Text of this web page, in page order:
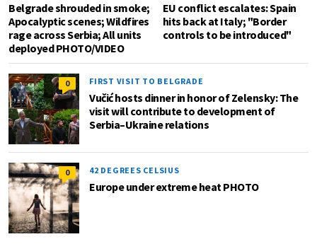
Belgrade shrouded in smoke;
Apocalyptic scenes; Wildfires
rage across Serbia; All units
deployed PHOTO/VIDEO
EU conflict escalates: Spain
hits back at Italy; "Border
controls to be introduced"
0 FIRST VISIT TO BELGRADE
Vučić hosts dinner in honor of Zelensky: The
visit will contribute to development of
Serbia–Ukraine relations
0 42 DEGREES CELSIUS
Europe under extreme heat PHOTO